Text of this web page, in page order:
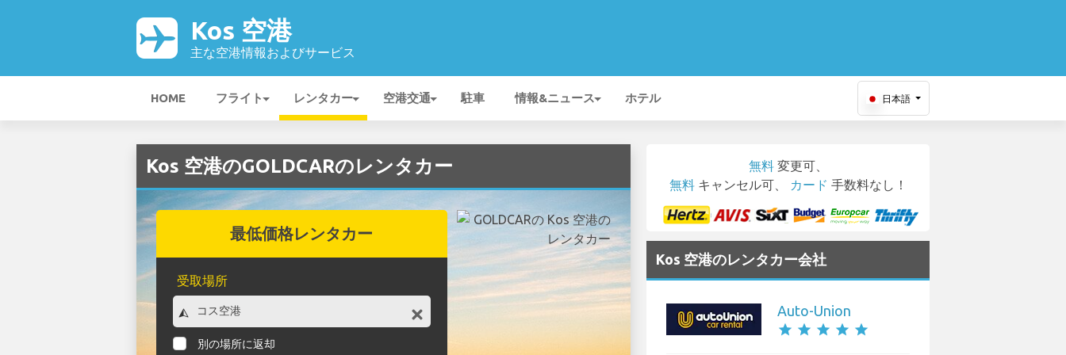
Kos 空港
主な空港情報およびサービス
HOME フライト レンタカー 空港交通 駐車 情報&ニュース ホテル 日本語
Kos 空港のGOLDCARのレンタカー
最低価格レンタカー
受取場所
別の場所に返却
無料変更可、
無料キャンセル可、 カード 手数料なし！
Kos 空港のレンタカー会社
Auto-Union
star star star star star